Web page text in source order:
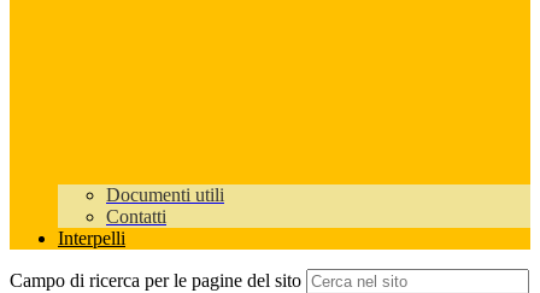
Documenti utili
Contatti
Interpelli
Campo di ricerca per le pagine del sito